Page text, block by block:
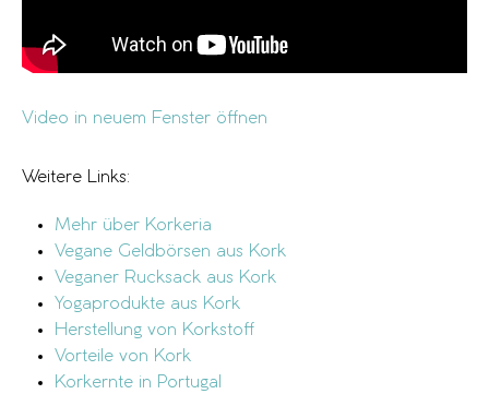
Video in neuem Fenster öffnen
Weitere Links:
Mehr über Korkeria
Vegane Geldbörsen aus Kork
Veganer Rucksack aus Kork
Yogaprodukte aus Kork
Herstellung von Korkstoff
Vorteile von Kork
Korkernte in Portugal